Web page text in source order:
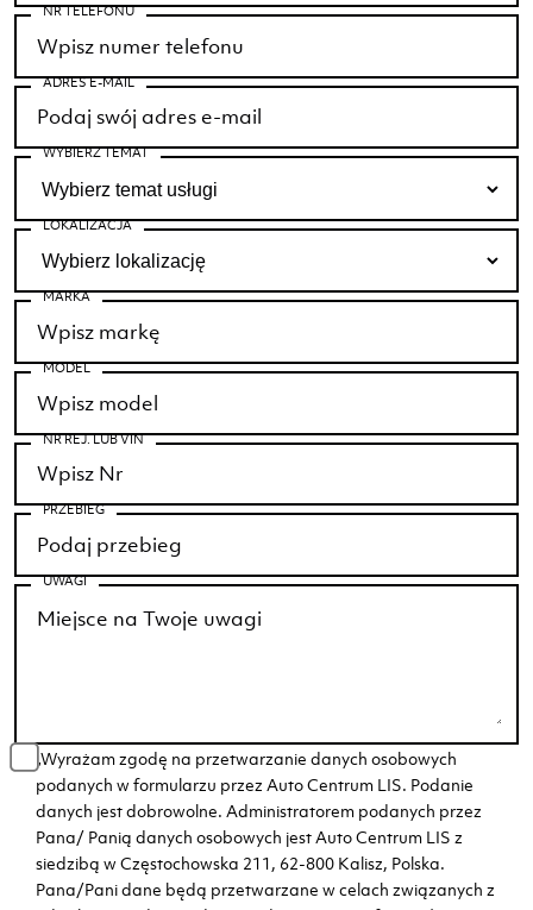
NR TELEFONU
ADRES E-MAIL
WYBIERZ TEMAT
LOKALIZACJA
MARKA
MODEL
NR REJ. LUB VIN
PRZEBIEG
UWAGI
„Wyrażam zgodę na przetwarzanie danych osobowych
podanych w formularzu przez Auto Centrum LIS. Podanie
danych jest dobrowolne. Administratorem podanych przez
Pana/ Panią danych osobowych jest Auto Centrum LIS z
siedzibą w Częstochowska 211, 62-800 Kalisz, Polska.
Pana/Pani dane będą przetwarzane w celach związanych z